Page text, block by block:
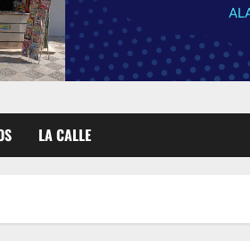
LA CALLE